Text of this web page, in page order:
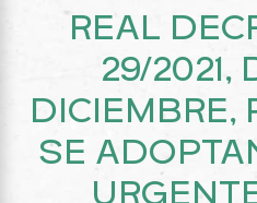
REAL
29/2021,
DICIEMBRE,
SE